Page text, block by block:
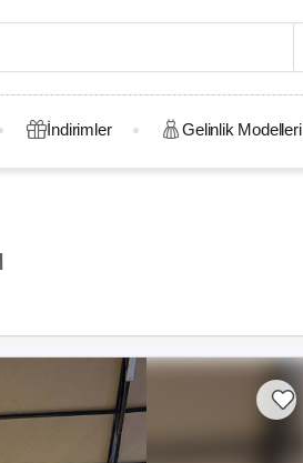
İndirimler Gelinlik Modelleri